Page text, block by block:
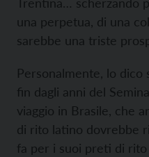
una perpetua, di una
sarebbe una triste
Personalmente, lo dico
fin dagli anni del
viaggio in Brasile, che
di rito latino dovrebbe
fa per i suoi preti di